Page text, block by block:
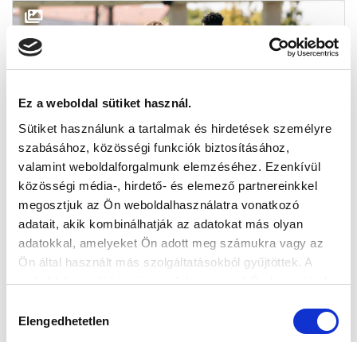
Ez a weboldal sütiket használ.
Sütiket használunk a tartalmak és hirdetések személyre
szabásához, közösségi funkciók biztosításához,
valamint weboldalforgalmunk elemzéséhez. Ezenkívül
közösségi média-, hirdető- és elemező partnereinkkel
megosztjuk az Ön weboldalhasználatra vonatkozó
adatait, akik kombinálhatják az adatokat más olyan
adatokkal, amelyeket Ön adott meg számukra vagy az
Ön által használt más szolgáltatásokból gyűjtöttek. A
weboldalon való böngészés folytatásával Ön hozzájárul a
kiválasztása
Elengedhetetlen
KÉPGALÉRIA: MTK BUDAPEST II. - IVÁNCSA KSE 2-1
2024.09.22